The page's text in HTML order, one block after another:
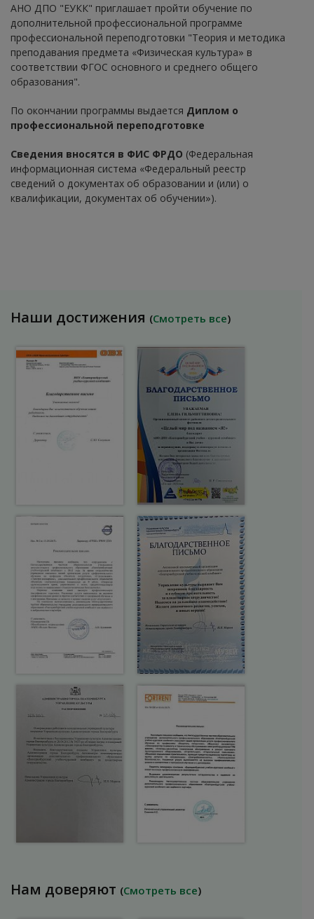
АНО ДПО "ЕУКК" приглашает пройти обучение по
дополнительной профессиональной программе
профессиональной переподготовки "Теория и методика
преподавания предмета «Физическая культура» в
соответствии ФГОС основного и среднего общего
образования".
По окончании программы выдается Диплом о
профессиональной переподготовке
Сведения вносятся в ФИС ФРДО (Федеральная
информационная система «Федеральный реестр
сведений о документах об образовании и (или) о
квалификации, документах об обучении»).
Наши достижения (Смотреть все)
Нам доверяют (Смотреть все)